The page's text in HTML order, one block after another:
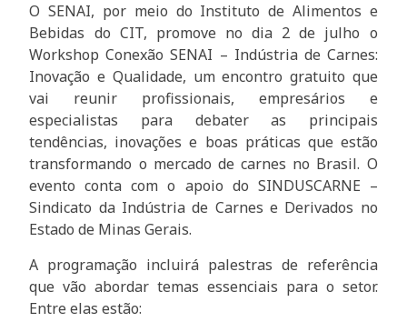
O SENAI, por meio do Instituto de Alimentos e
Bebidas do CIT, promove no dia 2 de julho o
Workshop Conexão SENAI – Indústria de Carnes:
Inovação e Qualidade, um encontro gratuito que
vai reunir profissionais, empresários e
especialistas para debater as principais
tendências, inovações e boas práticas que estão
transformando o mercado de carnes no Brasil. O
evento conta com o apoio do SINDUSCARNE –
Sindicato da Indústria de Carnes e Derivados no
Estado de Minas Gerais.
A programação incluirá palestras de referência
que vão abordar temas essenciais para o setor.
Entre elas estão: